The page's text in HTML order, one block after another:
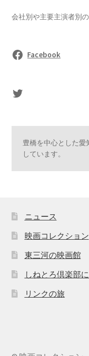
会社別や主要主演者別の
Facebook
sasaki's Twitter
豊橋を中心とした愛
しています。
ニュース
映画コレクション
東三河の映画館
しねとろ倶楽部
リンクの旅